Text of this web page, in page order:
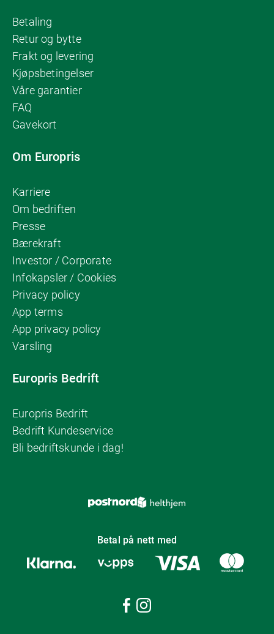
Betaling
Retur og bytte
Frakt og levering
Kjøpsbetingelser
Våre garantier
FAQ
Gavekort
Om Europris
Karriere
Om bedriften
Presse
Bærekraft
Investor / Corporate
Infokapsler / Cookies
Privacy policy
App terms
App privacy policy
Varsling
Europris Bedrift
Europris Bedrift
Bedrift Kundeservice
Bli bedriftskunde i dag!
Betal på nett med